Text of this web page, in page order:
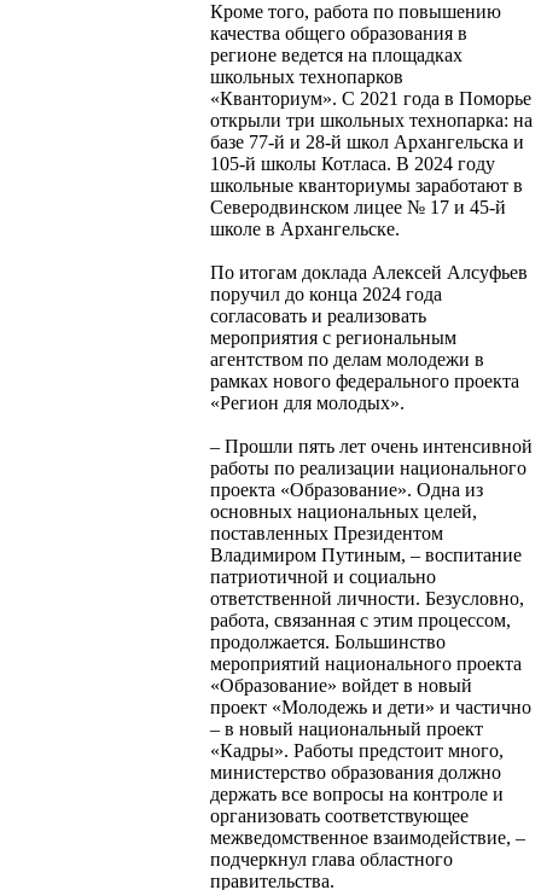
Кроме того, работа по повышению
качества общего образования в
регионе ведется на площадках
школьных технопарков
«Кванториум». С 2021 года в Поморье
открыли три школьных технопарка: на
базе 77-й и 28-й школ Архангельска и
105-й школы Котласа. В 2024 году
школьные кванториумы заработают в
Северодвинском лицее № 17 и 45-й
школе в Архангельске.
По итогам доклада Алексей Алсуфьев
поручил до конца 2024 года
согласовать и реализовать
мероприятия с региональным
агентством по делам молодежи в
рамках нового федерального проекта
«Регион для молодых».
– Прошли пять лет очень интенсивной
работы по реализации национального
проекта «Образование». Одна из
основных национальных целей,
поставленных Президентом
Владимиром Путиным, – воспитание
патриотичной и социально
ответственной личности. Безусловно,
работа, связанная с этим процессом,
продолжается. Большинство
мероприятий национального проекта
«Образование» войдет в новый
проект «Молодежь и дети» и частично
– в новый национальный проект
«Кадры». Работы предстоит много,
министерство образования должно
держать все вопросы на контроле и
организовать соответствующее
межведомственное взаимодействие, –
подчеркнул глава областного
правительства.